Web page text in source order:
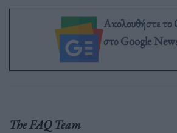
Ακολουθήστε
στο Google
The FAQ Team